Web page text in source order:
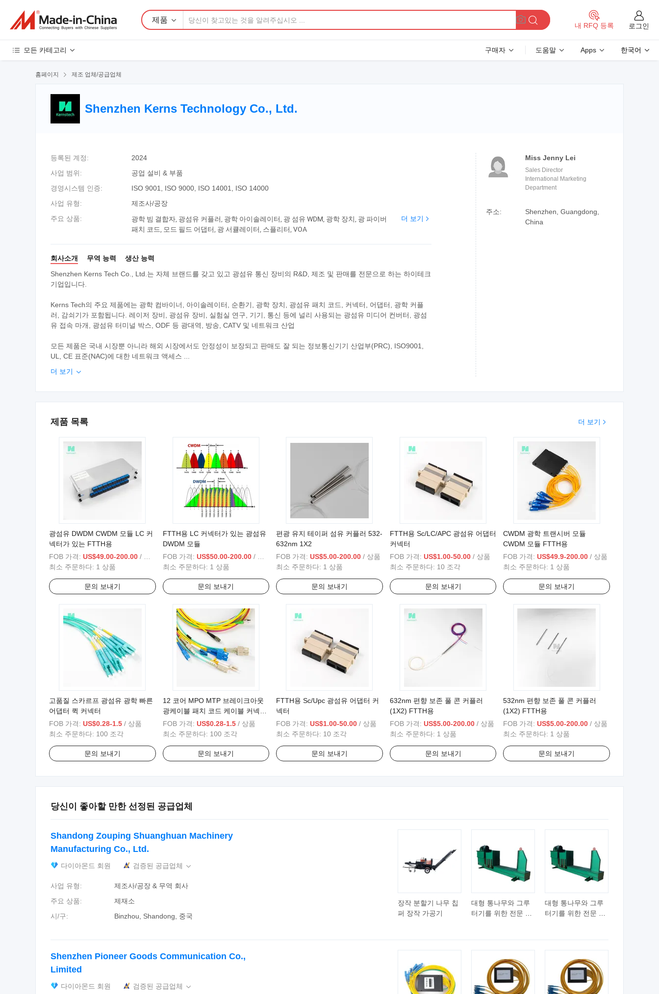
제품
내 RFQ 등록 로그인
모든 카테고리 구매자 도움말 Apps 한국어
홈페이지  제조 업체/공급업체
Shenzhen Kerns Technology Co., Ltd.
Miss Jenny Lei
Sales Director
International Marketing
Department
주소:
Shenzhen, Guangdong,
China
등록된 계정:
2024
사업 범위:
공업 설비 & 부품
경영시스템 인증:
ISO 9001, ISO 9000, ISO 14001, ISO 14000
사업 유형:
제조사/공장
주요 상품:
광학 빔 결합자, 광섬유 커플러, 광학 아이솔레이터, 광 섬유 WDM, 광학 장치, 광 파이버
패치 코드, 모드 필드 어댑터, 광 서큘레이터, 스플리터, VOA
더 보기
회사소개 무역 능력
생산 능력
Shenzhen Kerns Tech Co., Ltd.는 자체 브랜드를 갖고 있고 광섬유 통신 장비의 R&D, 제조 및 판매를 전문으로 하는 하이테크
기업입니다.
Kerns Tech의 주요 제품에는 광학 컴바이너, 아이솔레이터, 순환기, 광학 장치, 광섬유 패치 코드, 커넥터, 어댑터, 광학 커플
러, 감쇠기가 포함됩니다. 레이저 장비, 광섬유 장비, 실험실 연구, 기기, 통신 등에 널리 사용되는 광섬유 미디어 컨버터, 광섬
유 접속 마개, 광섬유 터미널 박스, ODF 등 광대역, 방송, CATV 및 네트워크 산업
모든 제품은 국내 시장뿐 아니라 해외 시장에서도 안정성이 보장되고 판매도 잘 되는 정보통신기기 산업부(PRC), ISO9001,
UL, CE 표준(NAC)에 대한 네트워크 액세스 ...
더 보기 
더 보기
제품 목록
광섬유 DWDM CWDM 모듈 LC 커
넥터가 있는 FTTH용
FOB 가격: US$49.00-200.00 / 상품
최소 주문하다: 1 상품
문의 보내기
FTTH용 LC 커넥터가 있는 광섬유
DWDM 모듈
FOB 가격: US$50.00-200.00 / 상품
최소 주문하다: 1 상품
문의 보내기
편광 유지 테이퍼 섬유 커플러 532-
632nm 1X2
FOB 가격: US$5.00-200.00 / 상품
최소 주문하다: 1 상품
문의 보내기
FTTH용 Sc/LC/APC 광섬유 어댑터
커넥터
FOB 가격: US$1.00-50.00 / 상품
최소 주문하다: 10 조각
문의 보내기
CWDM 광학 트랜시버 모듈
CWDM 모듈 FTTH용
FOB 가격: US$49.9-200.00 / 상품
최소 주문하다: 1 상품
문의 보내기
고품질 스카르프 광섬유 광학 빠른
어댑터 퀵 커넥터
FOB 가격: US$0.28-1.5 / 상품
최소 주문하다: 100 조각
문의 보내기
12 코어 MPO MTP 브레이크아웃
광케이블 패치 코드 케이블 커넥터
FTTH용
FOB 가격: US$0.28-1.5 / 상품
최소 주문하다: 100 조각
문의 보내기
FTTH용 Sc/Upc 광섬유 어댑터 커
넥터
FOB 가격: US$1.00-50.00 / 상품
최소 주문하다: 10 조각
문의 보내기
632nm 편향 보존 풀 콘 커플러
(1X2) FTTH용
FOB 가격: US$5.00-200.00 / 상품
최소 주문하다: 1 상품
문의 보내기
532nm 편향 보존 풀 콘 커플러
(1X2) FTTH용
FOB 가격: US$5.00-200.00 / 상품
최소 주문하다: 1 상품
문의 보내기
당신이 좋아할 만한 선정된 공급업체
장작 분할기 나무 칩
퍼 장작 가공기
대형 통나무와 그루
터기를 위한 전문 수
대형 통나무와 그루
터기를 위한 전문 수
Shandong Zouping Shuanghuan Machinery
Manufacturing Co., Ltd.
다이아몬드 회원 검증된 공급업체 
사업 유형:
제조사/공장 & 무역 회사
주요 상품:
제재소
시/구:
Binzhou, Shandong, 중국
Shenzhen Pioneer Goods Communication Co.,
Limited
다이아몬드 회원 검증된 공급업체 